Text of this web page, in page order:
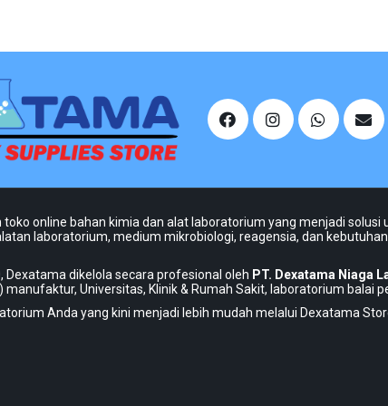
toko online bahan kimia dan alat laboratorium yang menjadi
laboratorium, medium mikrobiologi, reagensia, dan
Dexatama dikelola secara profesional oleh PT. Dexatama Niaga
manufaktur, Universitas, Klinik & Rumah Sakit, laboratorium balai
Anda yang kini menjadi lebih mudah melalui Dexatama